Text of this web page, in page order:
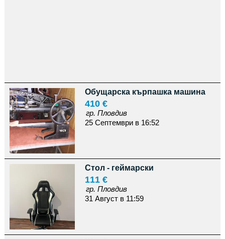
Обущарска кърпашка машина
410 €
гр. Пловдив
25 Септември в 16:52
Стол - геймарски
111 €
гр. Пловдив
31 Август в 11:59